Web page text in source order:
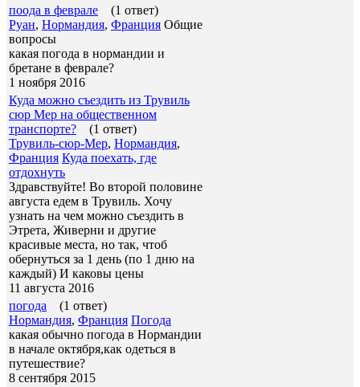
поода в феврале
(1 ответ)
Руан, Нормандия, Франция Общие
вопросы
какая погода в нормандии и
бретане в феврале?
1 ноября 2016
Куда можно съездить из Трувиль
сюр Мер на общественном
транспорте?
(1 ответ)
Трувиль-сюр-Мер, Нормандия,
Франция Куда поехать, где
отдохнуть
Здравствуйте! Во второй половине
августа едем в Трувиль. Хочу
узнать на чем можно съездить в
Этрета, Живерни и другие
красивые места, но так, чтоб
обернуться за 1 день (по 1 дню на
каждый) И каковы цены
11 августа 2016
погода
(1 ответ)
Нормандия, Франция Погода
какая обычно погода в Нормандии
в начале октября,как одеться в
путешествие?
8 сентября 2015